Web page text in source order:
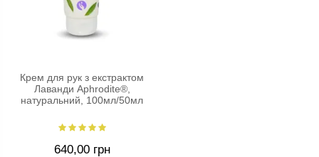
Крем для рук з екстрактом
Лаванди Aphrodite®,
натуральний, 100мл/50мл
640,00 грн